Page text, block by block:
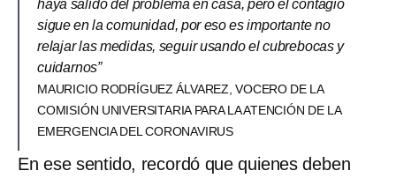
haya salido del problema en casa, pero el contagio
sigue en la comunidad, por eso es importante no
relajar las medidas, seguir usando el cubrebocas y
cuidarnos”
MAURICIO RODRÍGUEZ ÁLVAREZ, VOCERO DE LA
COMISIÓN UNIVERSITARIA PARA LA ATENCIÓN DE LA
EMERGENCIA DEL CORONAVIRUS
En ese sentido, recordó que quienes deben